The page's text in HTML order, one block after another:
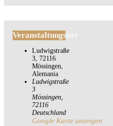
Veranstaltungsort
Ludwigstraße
3, 72116
Mössingen,
Alemania
Ludwigstraße
3
Mössingen,
72116
Deutschland
Google Karte anzeigen